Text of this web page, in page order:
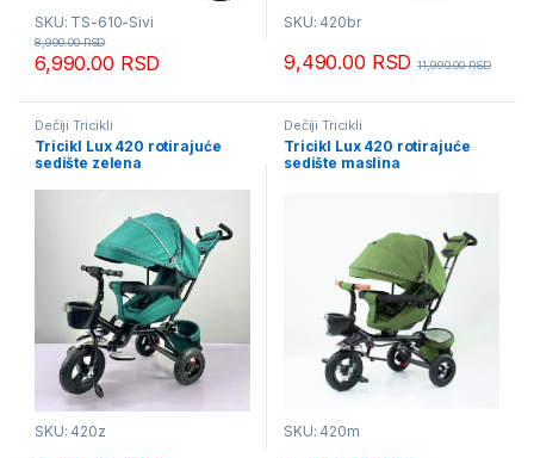
SKU: TS-610-Sivi
6,990.00 RSD
8,990.00RSD
SKU: 420br
9,490.00 RSD 11,990.00RSD
Dečiji Tricikli
Tricikl Lux 420 rotirajuće
sedište zelena
SKU: 420z
Dečiji Tricikli
Tricikl Lux 420 rotirajuće
sedište maslina
SKU: 420m